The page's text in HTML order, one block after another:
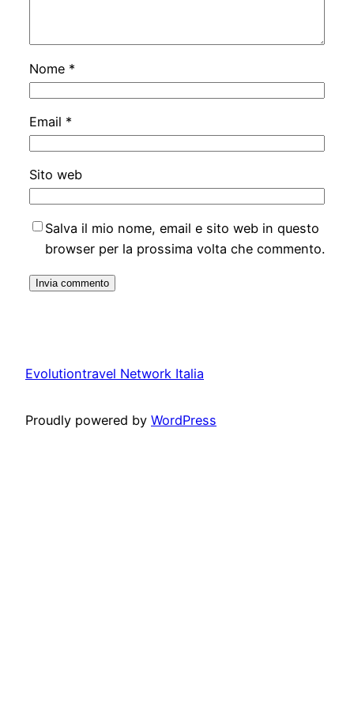
Nome *
Email *
Sito web
Salva il mio nome, email e sito web in questo
browser per la prossima volta che commento.
Evolutiontravel Network Italia
Proudly powered by WordPress